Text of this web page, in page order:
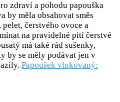
zdraví a pohodu papouška
by měla obsahovat směs
čerstvého ovoce a
na pravidelné pití čerstvé
má také rád sušenky,
by se měly podávat jen v
Papoušek vlnkovaný: